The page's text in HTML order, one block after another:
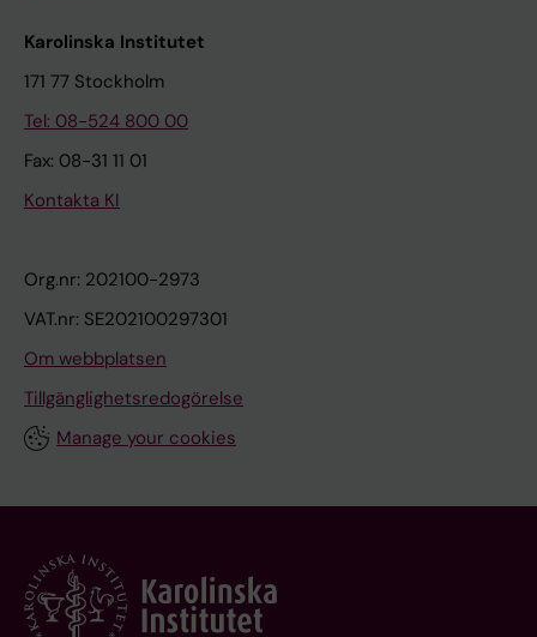
Karolinska Institutet
171 77 Stockholm
Tel: 08-524 800 00
Fax: 08-31 11 01
Kontakta KI
Org.nr: 202100-2973
VAT.nr: SE202100297301
Om webbplatsen
Tillgänglighetsredogörelse
Manage your cookies